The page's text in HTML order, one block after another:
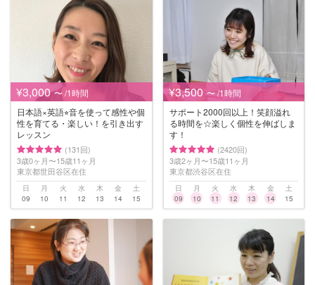
¥3,000 〜 /1時間
日本語×英語⭐︎音を使って感性や個
性を育てる・楽しい！を引き出す
レッスン
(131回)
3歳0ヶ月〜15歳11ヶ月
東京都世田谷区在住
日
09
月
10
火
11
水
12
木
13
金
14
土
15
¥3,500 〜 /1時間
サポート2000回以上！笑顔溢れ
る時間を☆楽しく個性を伸ばしま
す！
(2420回)
3歳2ヶ月〜15歳11ヶ月
東京都渋谷区在住
日
09
月
10
火
11
水
12
木
13
金
14
土
15